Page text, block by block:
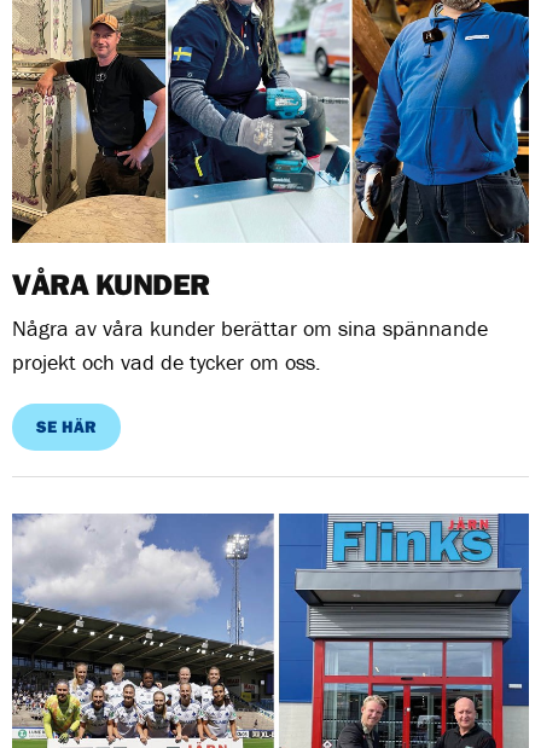
VÅRA KUNDER
Några av våra kunder berättar om sina spännande
projekt och vad de tycker om oss.
SE HÄR